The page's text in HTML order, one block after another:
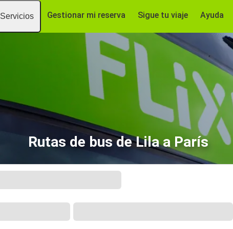
Servicios Gestionar mi reserva Sigue tu viaje Ayuda
Rutas de bus de Lila a París